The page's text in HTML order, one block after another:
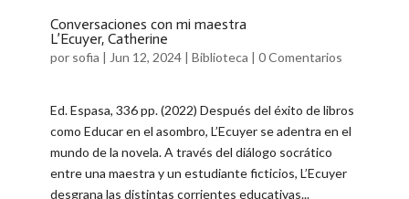
Conversaciones con mi maestra
L’Ecuyer, Catherine
por sofia | Jun 12, 2024| Biblioteca | 0 Comentarios
Ed. Espasa, 336 pp. (2022) Después del éxito de libros
como Educar en el asombro, L’Ecuyer se adentra en el
mundo de la novela. A través del diálogo socrático
entre una maestra y un estudiante ficticios, L’Ecuyer
desgrana las distintas corrientes educativas...